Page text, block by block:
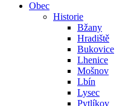
Obec
Historie
Bžany
Hradiště
Bukovice
Lhenice
Mošnov
Lbín
Lysec
Pytlíkov